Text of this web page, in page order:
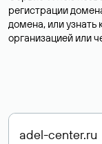
регистрации
домена, или
организацией или